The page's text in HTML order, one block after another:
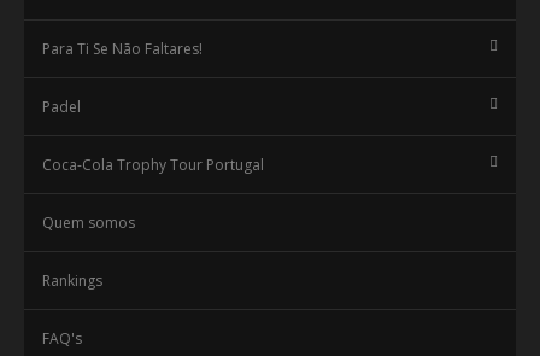
Para Ti Se Não Faltares!
Padel
Coca-Cola Trophy Tour Portugal
Quem somos
Rankings
FAQ's